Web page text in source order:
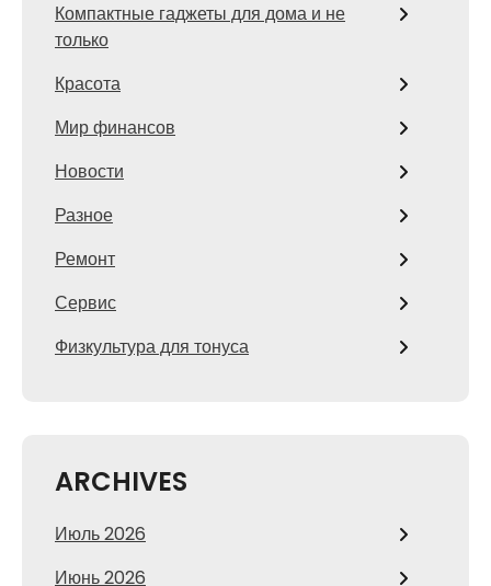
Компактные гаджеты для дома и не
только
Красота
Мир финансов
Новости
Разное
Ремонт
Сервис
Физкультура для тонуса
ARCHIVES
Июль 2026
Июнь 2026